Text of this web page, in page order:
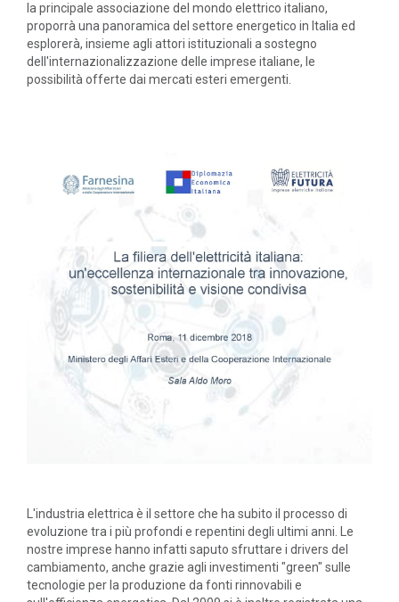
la principale associazione del mondo elettrico italiano,
proporrà una panoramica del settore energetico in Italia ed
esplorerà, insieme agli attori istituzionali a sostegno
dell'internazionalizzazione delle imprese italiane, le
possibilità offerte dai mercati esteri emergenti.
L'industria elettrica è il settore che ha subito il processo di
evoluzione tra i più profondi e repentini degli ultimi anni. Le
nostre imprese hanno infatti saputo sfruttare i drivers del
cambiamento, anche grazie agli investimenti "green" sulle
tecnologie per la produzione da fonti rinnovabili e